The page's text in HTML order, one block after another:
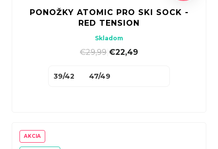
PONOŽKY ATOMIC PRO SKI SOCK -
RED TENSION
Skladom
€29,99 €22,49
39/42 47/49
AKCIA